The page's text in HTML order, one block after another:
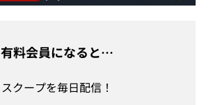
有料会員になると…
スクープを毎日配信！